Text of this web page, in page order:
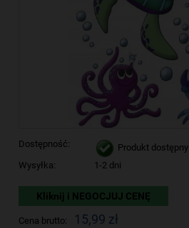
Dostępność:
Produkt dostępny
Wysyłka:
1-2 dni
Kliknij i NEGOCJUJ CENĘ
Cena brutto: 15,99 zł